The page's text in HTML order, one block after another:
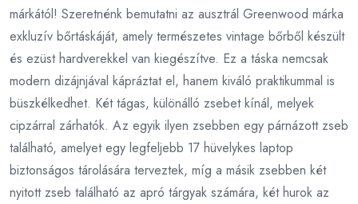
márkától! Szeretnénk bemutatni az ausztrál Greenwood márka
exkluzív bőrtáskáját, amely természetes vintage bőrből készült
és ezüst hardverekkel van kiegészítve. Ez a táska nemcsak
modern dizájnjával kápráztat el, hanem kiváló praktikummal is
büszkélkedhet. Két tágas, különálló zsebet kínál, melyek
cipzárral zárhatók. Az egyik ilyen zsebben egy párnázott zseb
található, amelyet egy legfeljebb 17 hüvelykes laptop
biztonságos tárolására terveztek, míg a másik zsebben két
nyitott zseb található az apró tárgyak számára, két hurok az